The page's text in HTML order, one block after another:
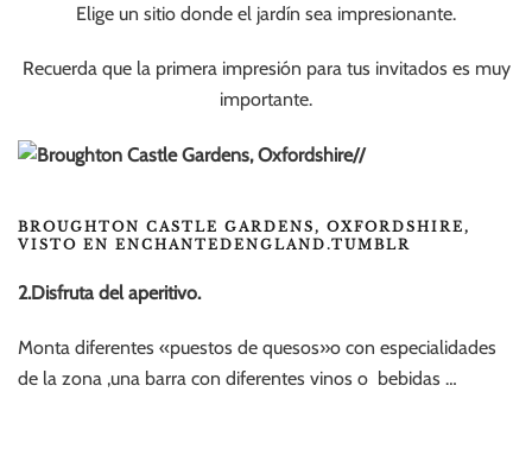
Elige un sitio donde el jardín sea impresionante.
Recuerda que la primera impresión para tus invitados es muy
importante.
BROUGHTON CASTLE GARDENS, OXFORDSHIRE,
VISTO EN ENCHANTEDENGLAND.TUMBLR
2.Disfruta del aperitivo.
Monta diferentes «puestos de quesos»o con especialidades
de la zona ,una barra con diferentes vinos o bebidas …